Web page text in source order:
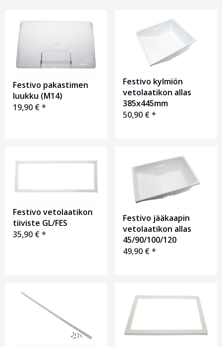
Festivo pakastimen
luukku (M14)
19,90 €*
Festivo kylmiön
vetolaatikon allas
385x445mm
50,90 €*
Festivo vetolaatikon
tiiviste GL/FES
35,90 €*
Festivo jääkaapin
vetolaatikon allas
45/90/100/120
49,90 €*